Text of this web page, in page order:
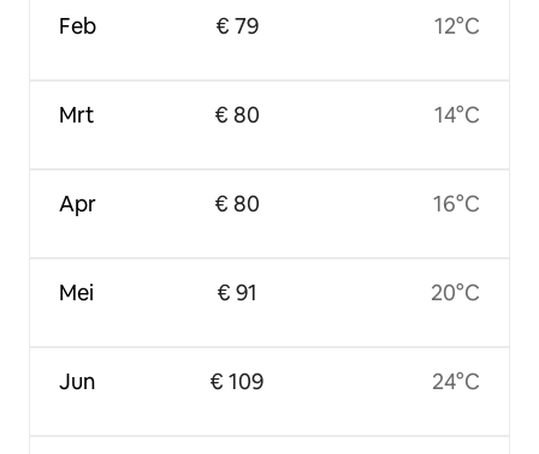
Feb
Mrt
Apr
Mei
Jun
€ 79
€ 80
€ 80
€ 91
€ 109
12°C
14°C
16°C
20°C
24°C